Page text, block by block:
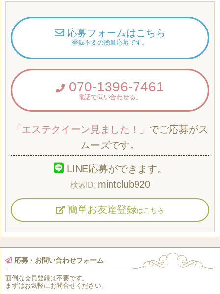
応募フォームはこちら
登録不要の簡単応募です。
070-1396-7461
電話で問い合わせる。
「エステクイーン見ました！」 でご応募がス
ムーズです。
LINE応募ができます。
mintclub920
簡単お友達登録はこちら
応募・お問い合わせフォーム
面倒な会員登録は不要です。
まずはお気軽にお問合せください。